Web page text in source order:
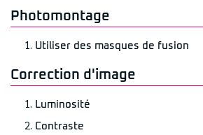
Photomontage
Utiliser des masques de fusion
Correction d'image
Luminosité
Contraste